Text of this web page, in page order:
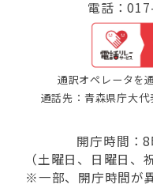
電話：
通訳オペレータを
通話先：青森県庁大
開庁時間：
（土曜日、日曜日、
※一部、開庁時間が